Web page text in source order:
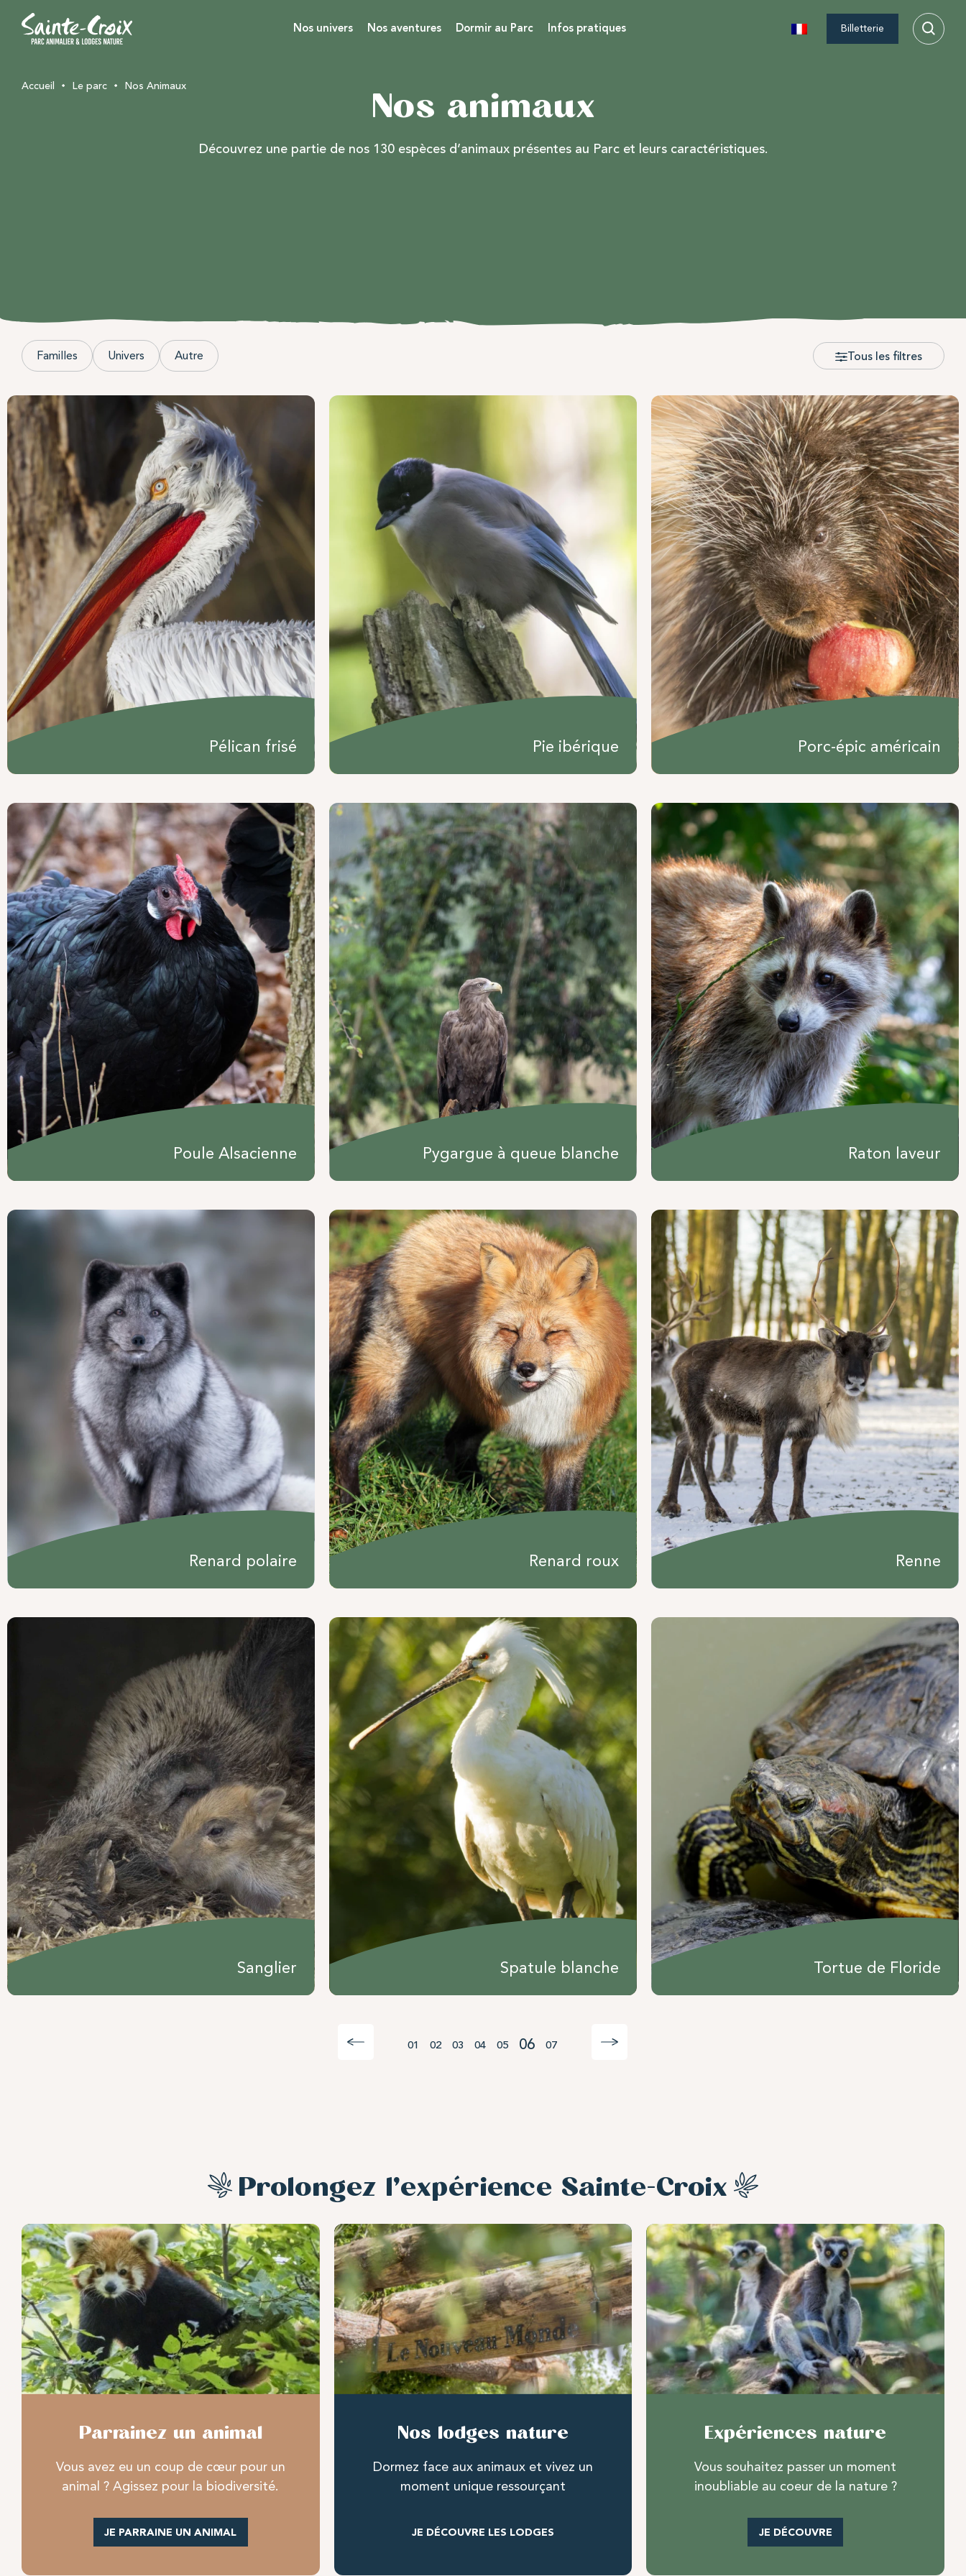
Nos univers Nos aventures Dormir au Parc Infos pratiques Billetterie
Accueil Le parc Nos Animaux
Nos animaux
Découvrez une partie de nos 130 espèces d’animaux présentes au Parc et leurs caractéristiques.
Familles Univers Autre Tous les filtres
Pélican frisé Pie ibérique Porc-épic américain
Poule Alsacienne Pygargue à queue blanche Raton laveur
Renard polaire Renard roux Renne
Sanglier Spatule blanche Tortue de Floride
01 02 03 04 05 06 07
Prolongez l’expérience Sainte-Croix
Parrainez un animal
Vous avez eu un coup de cœur pour un
animal ? Agissez pour la biodiversité.
JE PARRAINE UN ANIMAL
Nos lodges nature
Dormez face aux animaux et vivez un
moment unique ressourçant
JE DÉCOUVRE LES LODGES
Expériences nature
Vous souhaitez passer un moment
inoubliable au coeur de la nature ?
JE DÉCOUVRE
Semaine de l'ours
premiers pas sur leur nouveau territoire !
Rencontrez l’associationPays de l’Ours – Adet
, échangez autour
de la protection de l’ours brun et participez à notre grande
campagne de dons « Les Gardiens de l’Ours »
Je protège l'ours brun